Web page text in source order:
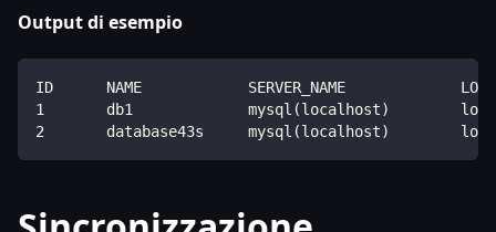
Output di esempio
ID      NAME            SERVER_NAME
1       db1             mysql(localhost)
2       database43s     mysql(localhost)